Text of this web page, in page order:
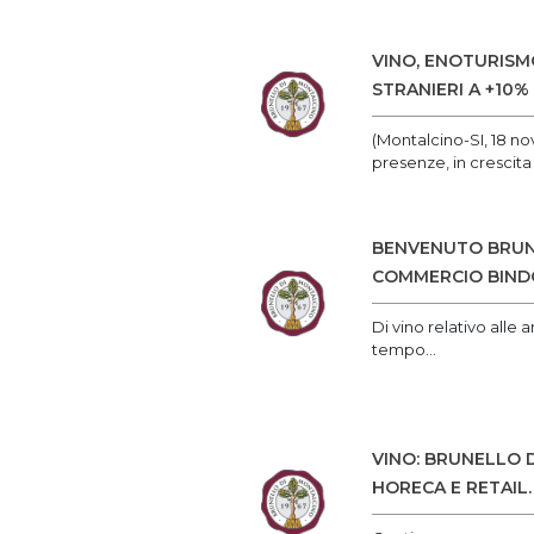
VINO,
STRANIERI A
(Montalcino-SI, 18
presenze, in
BENVENUTO
COMMERCIO
Di vino relativo alle
tempo...
VINO: BRUNELLO
HORECA E